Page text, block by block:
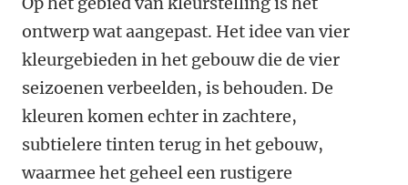
ontwerp wat aangepast. Het idee van vier
kleurgebieden in het gebouw die de vier
seizoenen verbeelden, is behouden. De
kleuren komen echter in zachtere,
subtielere tinten terug in het gebouw,
waarmee het geheel een rustigere